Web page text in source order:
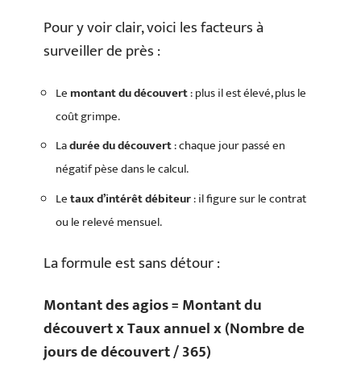
Pour y voir clair, voici les facteurs à
surveiller de près :
Le montant du découvert: plus il est élevé, plus le
coût grimpe.
Ladurée du découvert: chaque jour passé en
négatif pèse dans le calcul.
Letaux d’intérêt débiteur: il figure sur le contrat
ou le relevé mensuel.
La formule est sans détour :
Montant des agios = Montant du
découvert x Taux annuel x (Nombre de
jours de découvert / 365)